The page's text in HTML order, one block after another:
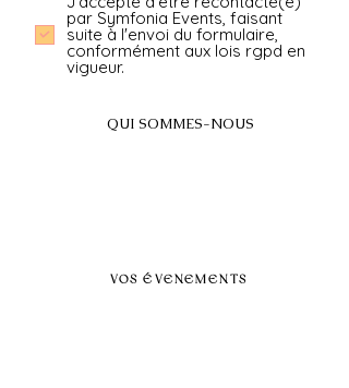
par Symfonia Events, faisant
suite à l'envoi du formulaire,
conformément aux lois rgpd en
vigueur.
QUI SOMMES-NOUS
VOS ÉVENEMENTS